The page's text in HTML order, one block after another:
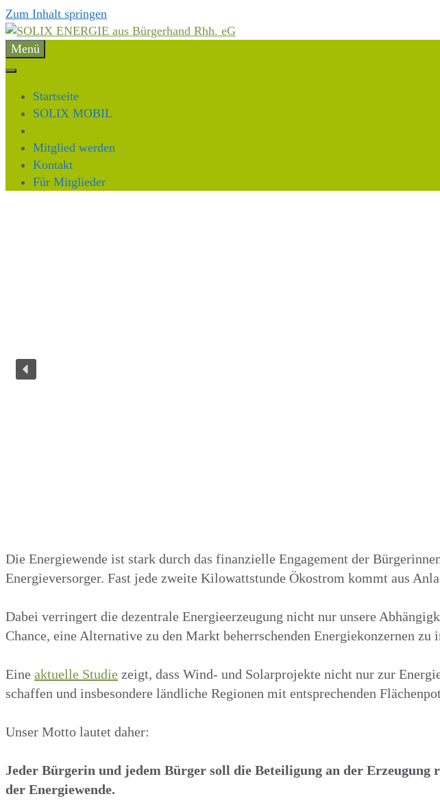
Zum Inhalt springen
Menü
Startseite
SOLIX MOBIL
Mitglied werden
Kontakt
Für Mitglieder
Die Energiewende ist stark durch das finanzielle Engagement der
Energieversorger. Fast jede zweite Kilowattstunde Ökostrom kommt aus
Dabei verringert die dezentrale Energieerzeugung nicht nur unsere
Chance, eine Alternative zu den Markt beherrschenden Energiekonzernen zu
Eine aktuelle Studie zeigt, dass Wind- und Solarprojekte nicht nur zur
schaffen und insbesondere ländliche Regionen mit entsprechenden
Unser Motto lautet daher:
Jeder Bürgerin und jedem Bürger soll die Beteiligung an der
der Energiewende.